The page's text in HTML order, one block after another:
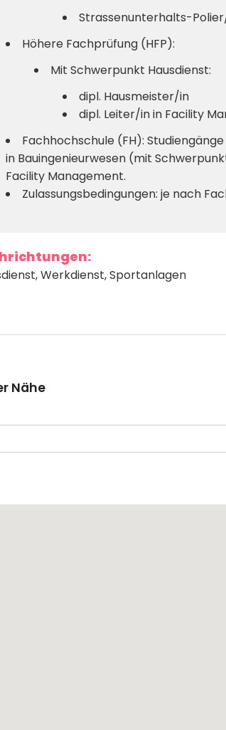
Strassenunterhalts-
Höhere Fachprüfung (HFP):
Mit Schwerpunkt Hausdienst:
dipl. Hausmeister/in
dipl. Leiter/in in Facility
Fachhochschule (FH):
in Bauingenieurwesen (mit
Facility Management.
Zulassungsbedingungen: je nach
,Werkdienst,Sportanlagen
Nähe